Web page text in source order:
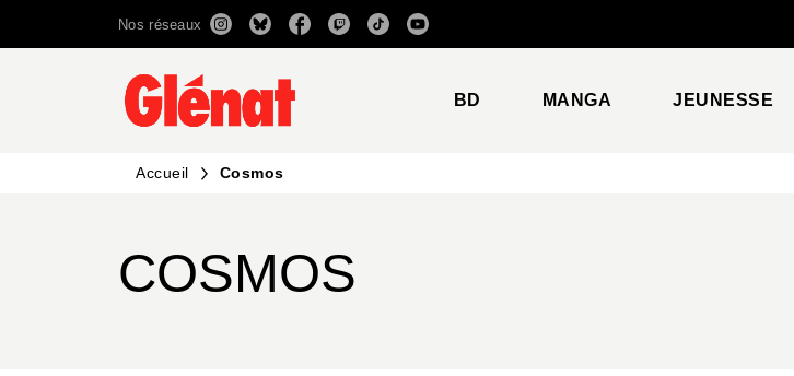
RECHERCHE CONTENU
Nos réseaux
BD MANGA JEUNESSE
Accueil Cosmos
COSMOS